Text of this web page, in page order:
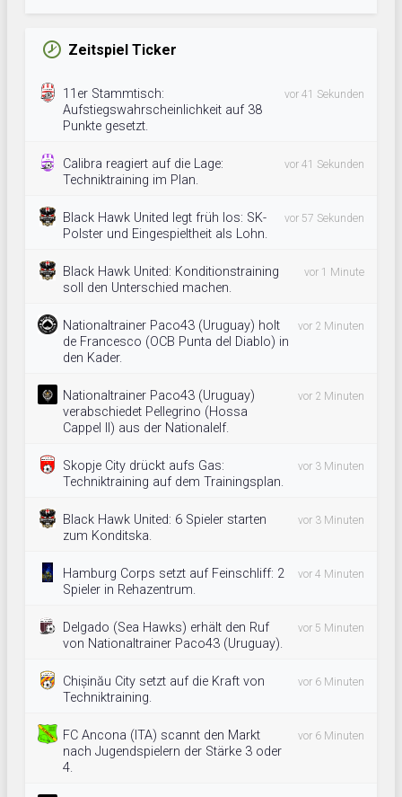
Zeitspiel Ticker
11er Stammtisch:
Aufstiegswahrscheinlichkeit auf 38
Punkte gesetzt.
vor 41 Sekunden
Calibra reagiert auf die Lage:
Techniktraining im Plan.
vor 41 Sekunden
Black Hawk United legt früh los: SK-
Polster und Eingespieltheit als Lohn.
vor 57 Sekunden
Black Hawk United: Konditionstraining
soll den Unterschied machen.
vor 1 Minute
Nationaltrainer Paco43 (Uruguay) holt
de Francesco (OCB Punta del Diablo) in
den Kader.
vor 2 Minuten
Nationaltrainer Paco43 (Uruguay)
verabschiedet Pellegrino (Hossa
Cappel II) aus der Nationalelf.
vor 2 Minuten
Skopje City drückt aufs Gas:
Techniktraining auf dem Trainingsplan.
vor 3 Minuten
Black Hawk United: 6 Spieler starten
zum Konditska.
vor 3 Minuten
Hamburg Corps setzt auf Feinschliff: 2
Spieler in Rehazentrum.
vor 4 Minuten
Delgado (Sea Hawks) erhält den Ruf
von Nationaltrainer Paco43 (Uruguay).
vor 5 Minuten
Chișinău City setzt auf die Kraft von
Techniktraining.
vor 6 Minuten
FC Ancona (ITA) scannt den Markt
nach Jugendspielern der Stärke 3 oder
4.
vor 6 Minuten